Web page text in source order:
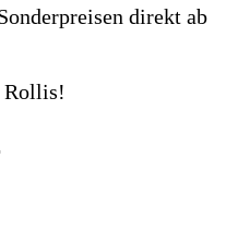
direkt ab
Rollis!